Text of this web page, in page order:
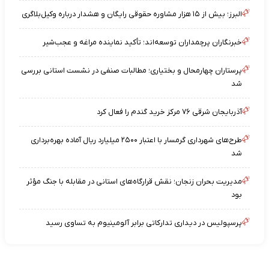
البرز؛ بیش از ۱۵ هزار مشاوره حقوقی رایگان و هشدار درباره وکیل‌بلاگری
خبرنگاران پرچمداران توسعه‌اند؛ تأکید نماینده مراغه و عجب‌شیر
پرستاران چهارمحال و بختیاری؛ مطالبات صنفی در نشست استانی بررسی
شد
آذربایجان شرقی ۷۶ مرکز خرید گندم را فعال کرد
طرح‌های شهرداری گرمسار با اعتبار ۲۵۰۰ میلیارد ریال آماده بهره‌برداری
شد
مدیریت بحران زنجان؛ نقش قرارگاه‌های استانی در مقابله با جنگ مؤثر
بود
پرسپولیس در دیداری تدارکاتی برابر آلومینیوم به تساوی رسید